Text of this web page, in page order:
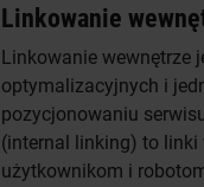
Linkowanie
Linkowanie wewnętrze
optymalizacyjnych i
pozycjonowaniu
(internal linking) to linki
użytkownikom i